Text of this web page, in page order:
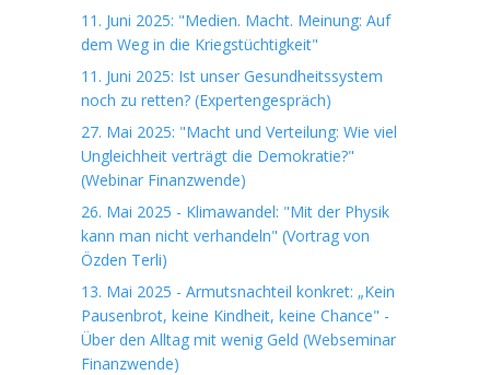
11. Juni 2025: "Medien. Macht. Meinung: Auf
dem Weg in die Kriegstüchtigkeit"
11. Juni 2025: Ist unser Gesundheitssystem
noch zu retten? (Expertengespräch)
27. Mai 2025: "Macht und Verteilung: Wie viel
Ungleichheit verträgt die Demokratie?"
(Webinar Finanzwende)
26. Mai 2025 - Klimawandel: "Mit der Physik
kann man nicht verhandeln" (Vortrag von
Özden Terli)
13. Mai 2025 - Armutsnachteil konkret: „Kein
Pausenbrot, keine Kindheit, keine Chance" -
Über den Alltag mit wenig Geld (Webseminar
Finanzwende)